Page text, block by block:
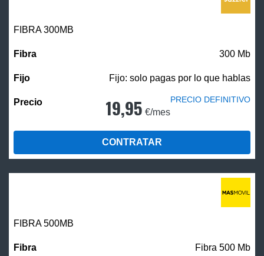
FIBRA 300MB
300 Mb
Fijo: solo pagas por lo que hablas
19,95 €/mes
PRECIO DEFINITIVO
CONTRATAR
FIBRA500MB
Fibra 500 Mb